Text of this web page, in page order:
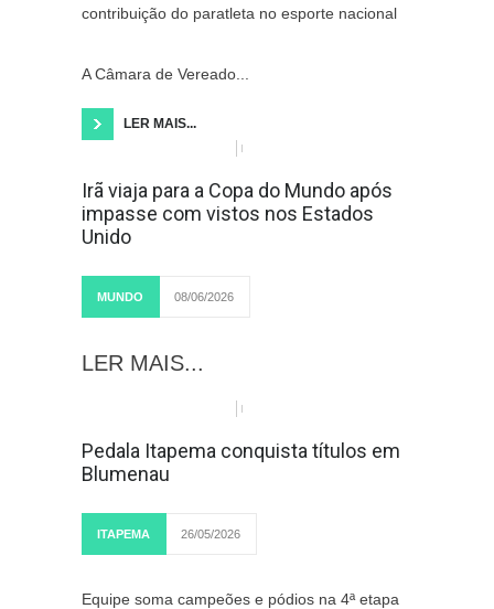
contribuição do paratleta no esporte nacional
A Câmara de Vereado...
LER MAIS...
Irã viaja para a Copa do Mundo após
impasse com vistos nos Estados
Unido
MUNDO 08/06/2026
LER MAIS...
Pedala Itapema conquista títulos em
Blumenau
ITAPEMA 26/05/2026
Equipe soma campeões e pódios na 4ª etapa